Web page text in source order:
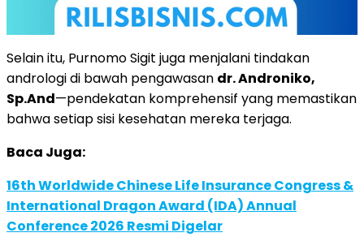
Selain itu, Purnomo Sigit juga menjalani tindakan
andrologi di bawah pengawasan dr. Androniko,
Sp.And—pendekatan komprehensif yang memastikan
bahwa setiap sisi kesehatan mereka terjaga.
Baca Juga:
16th Worldwide Chinese Life Insurance Congress &
International Dragon Award (IDA) Annual
Conference 2026 Resmi Digelar